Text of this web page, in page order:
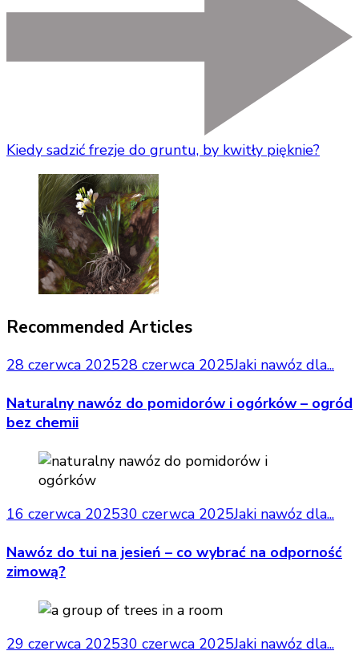
Kiedy sadzić frezje do gruntu, by kwitły pięknie?
Recommended Articles
28 czerwca 202528 czerwca 2025Jaki nawóz dla...
Naturalny nawóz do pomidorów i ogórków – ogród
bez chemii
16 czerwca 202530 czerwca 2025Jaki nawóz dla...
Nawóz do tui na jesień – co wybrać na odporność
zimową?
29 czerwca 202530 czerwca 2025Jaki nawóz dla...